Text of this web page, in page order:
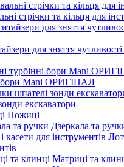
стрічки та кільця для
для зняття
бори Mani ОРИГІНАЛ
екскаватори
Ножиці
Дзеркала та
Матриці та